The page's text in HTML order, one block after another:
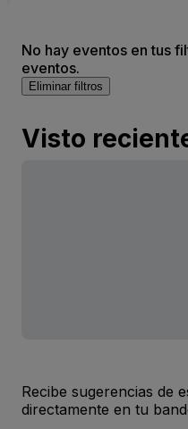
No hay eventos en tus
eventos.
Eliminar filtros
Visto
Recibe sugerencias de
directamente en tu